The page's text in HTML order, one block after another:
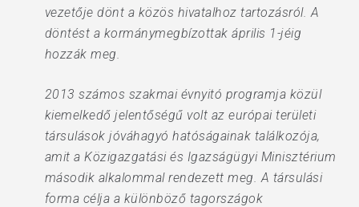
vezetője dönt a közös hivatalhoz tartozásról. A
döntést a kormánymegbízottak április 1-jéig
hozzák meg.
2013 számos szakmai évnyitó programja közül
kiemelkedő jelentőségű volt az európai területi
társulások jóváhagyó hatóságainak találkozója,
amit a Közigazgatási és Igazságügyi Minisztérium
második alkalommal rendezett meg. A társulási
forma célja a különböző tagországok